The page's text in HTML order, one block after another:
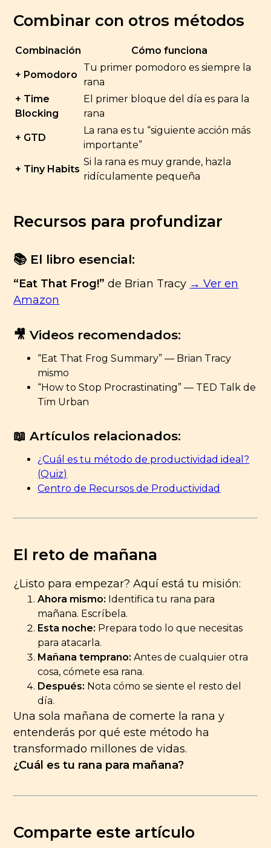
Combinar con otros métodos
Combinación Cómo funciona
+ Pomodoro
Tu primer pomodoro es siempre la
rana
+ Time
Blocking
El primer bloque del día es para la
rana
+ GTD
La rana es tu “siguiente acción más
importante”
+ Tiny Habits
Si la rana es muy grande, hazla
ridículamente pequeña
Recursos para profundizar
📚 El libro esencial:
“Eat That Frog!” de Brian Tracy → Ver en
Amazon
🎥 Videos recomendados:
“Eat That Frog Summary” — Brian Tracy
mismo
“How to Stop Procrastinating” — TED Talk de
Tim Urban
📖 Artículos relacionados:
¿Cuál es tu método de productividad ideal?
(Quiz)
Centro de Recursos de Productividad
El reto de mañana
¿Listo para empezar? Aquí está tu misión:
Ahora mismo: Identifica tu rana para
mañana. Escríbela.
Esta noche: Prepara todo lo que necesitas
para atacarla.
Mañana temprano: Antes de cualquier otra
cosa, cómete esa rana.
Después: Nota cómo se siente el resto del
día.
Una sola mañana de comerte la rana y
entenderás por qué este método ha
transformado millones de vidas.
¿Cuál es tu rana para mañana?
Comparte este artículo